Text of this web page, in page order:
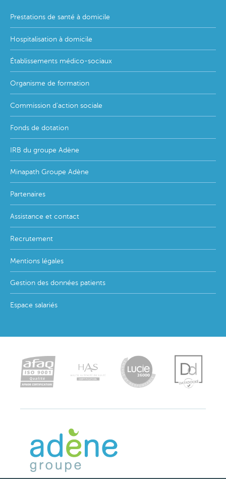
Footer
menu
Prestations de santé à domicile
Hospitalisation à domicile
Établissements médico-sociaux
Organisme de formation
Commission d'action sociale
Fonds de dotation
IRB du groupe Adène
Minapath Groupe Adène
Partenaires
Assistance et contact
Recrutement
Mentions légales
Gestion des données patients
Espace salariés